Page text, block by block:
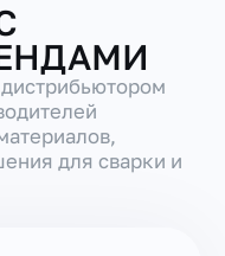
для сварки и